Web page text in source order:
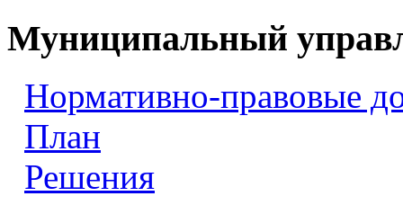
Муниципальный
Нормативно-правовые
План
Решения